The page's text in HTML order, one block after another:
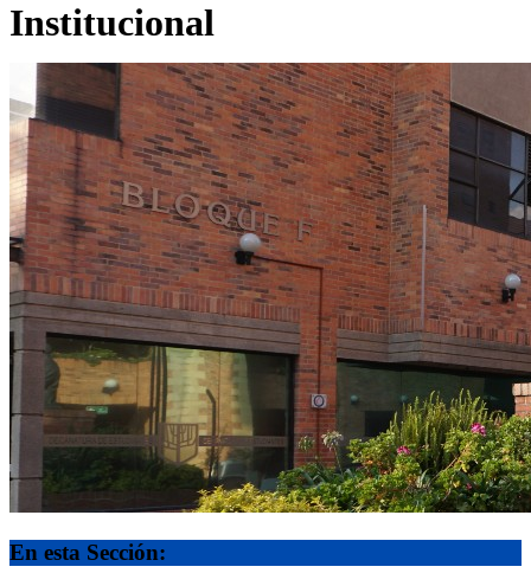
Institucional
En esta Sección: